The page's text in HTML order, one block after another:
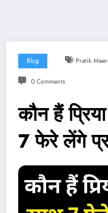
Blog Pratik
0 Comments
कौन हैं
7 फेरे लेंगे